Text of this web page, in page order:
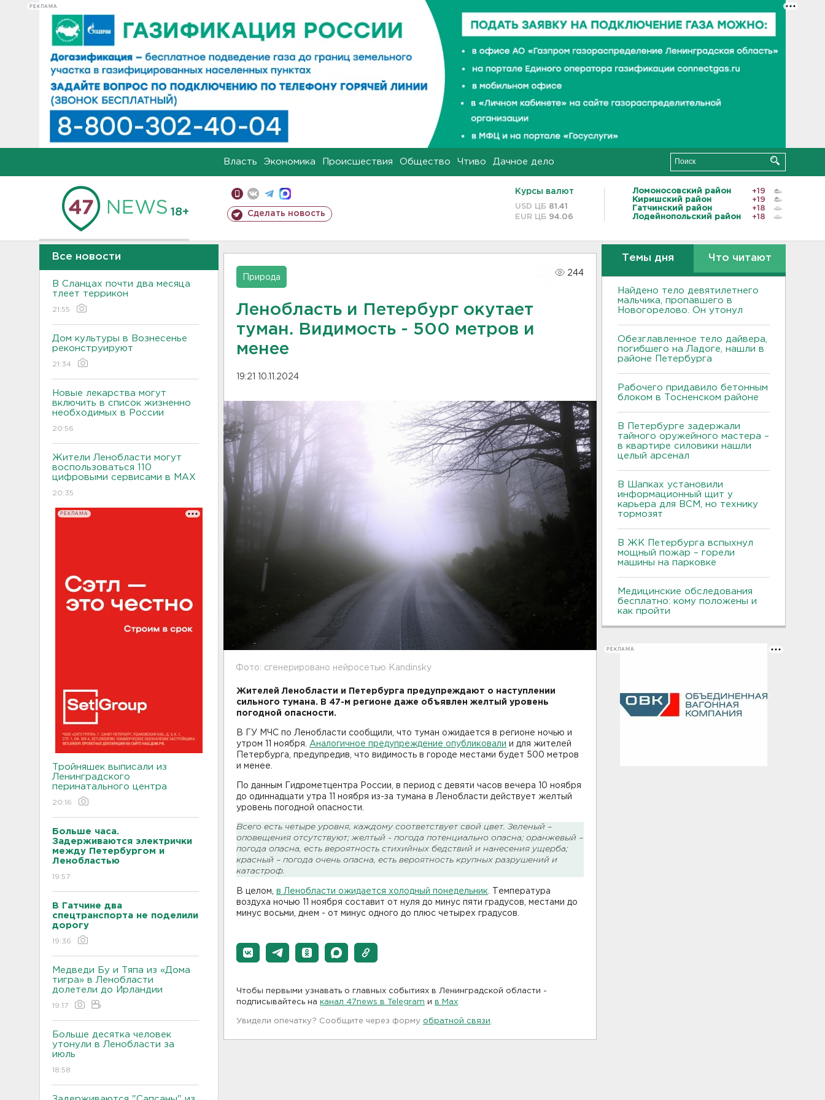
РЕКЛАМА
Власть Экономика Происшествия Общество Чтиво Дачное дело
18+ Сделать новость
Курсы валют
USD ЦБ 81.41
EUR ЦБ 94.06
Ломоносовский район
+19
Киришский район
+19
Гатчинский район
+18
Лодейнопольский район
+18
Все новости
В Сланцах почти два месяца
тлеет террикон
21:55
Дом культуры в Вознесенье
реконструируют
21:34
Новые лекарства могут
включить в список жизненно
необходимых в России
20:56
Жители Ленобласти могут
воспользоваться 110
цифровыми сервисами в МАХ
20:35
РЕКЛАМА
Тройняшек выписали из
Ленинградского
перинатального центра
20:16
Больше часа.
Задерживаются электрички
между Петербургом и
Ленобластью
19:57
В Гатчине два
спецтранспорта не поделили
дорогу
19:36
Медведи Бу и Тяпа из «Дома
тигра» в Ленобласти
долетели до Ирландии
19:17
Больше десятка человек
утонули в Ленобласти за
июль
18:58
Природа
244
Ленобласть и Петербург окутает
туман. Видимость - 500 метров и
менее
19:21 10.11.2024
Фото: сгенерировано нейросетью Kandinsky
Жителей Ленобласти и Петербурга предупреждают о наступлении
сильного тумана. В 47-м регионе даже объявлен желтый уровень
погодной опасности.
В ГУ МЧС по Ленобласти сообщили, что туман ожидается в регионе ночью и
утром 11 ноября. Аналогичное предупреждение опубликовали и для жителей
Петербурга, предупредив, что видимость в городе местами будет 500 метров
и менее.
По данным Гидрометцентра России, в период с девяти часов вечера 10 ноября
до одиннадцати утра 11 ноября из-за тумана в Ленобласти действует желтый
уровень погодной опасности.
Всего есть четыре уровня, каждому соответствует свой цвет. Зеленый –
оповещения отсутствуют; желтый - погода потенциально опасна; оранжевый –
погода опасна, есть вероятность стихийных бедствий и нанесения ущерба;
красный – погода очень опасна, есть вероятность крупных разрушений и
катастроф.
В целом, в Ленобласти ожидается холодный понедельник . Температура
воздуха ночью 11 ноября составит от нуля до минус пяти градусов, местами до
минус восьми, днем - от минус одного до плюс четырех градусов.
Чтобы первыми узнавать о главных событиях в Ленинградской области -
подписывайтесь на канал 47news в Telegram и в Maх
Увидели опечатку? Сообщите через форму обратной связи
Темы дня Что читают
Найдено тело девятилетнего
мальчика, пропавшего в
Новогорелово. Он утонул
Обезглавленное тело дайвера,
погибшего на Ладоге, нашли в
районе Петербурга
Рабочего придавило бетонным
блоком в Тосненском районе
В Петербурге задержали
тайного оружейного мастера –
в квартире силовики нашли
целый арсенал
В Шапках установили
информационный щит у
карьера для ВСМ, но технику
тормозят
В ЖК Петербурга вспыхнул
мощный пожар – горели
машины на парковке
Медицинские обследования
бесплатно: кому положены и
как пройти
РЕКЛАМА